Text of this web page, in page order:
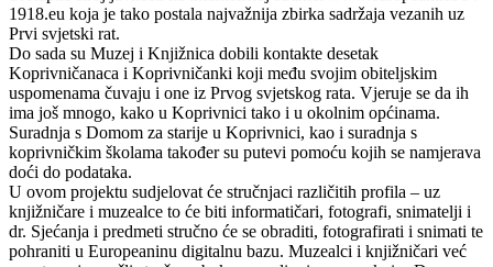
1918.eu koja je tako postala najvažnija zbirka sadržaja vezanih uz
Prvi svjetski rat.
Do sada su Muzej i Knjižnica dobili kontakte desetak
Koprivničanaca i Koprivničanki koji među svojim obiteljskim
uspomenama čuvaju i one iz Prvog svjetskog rata. Vjeruje se da ih
ima još mnogo, kako u Koprivnici tako i u okolnim općinama.
Suradnja s Domom za starije u Koprivnici, kao i suradnja s
koprivničkim školama također su putevi pomoću kojih se namjerava
doći do podataka.
U ovom projektu sudjelovat će stručnjaci različitih profila – uz
knjižničare i muzealce to će biti informatičari, fotografi, snimatelji i
dr. Sjećanja i predmeti stručno će se obraditi, fotografirati i snimati te
pohraniti u Europeaninu digitalnu bazu. Muzealci i knjižničari već